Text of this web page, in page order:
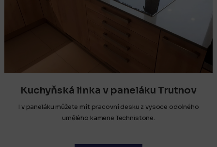
Kuchyňská linka v paneláku Trutnov
I v paneláku můžete mít pracovní desku z vysoce odolného
umělého kamene Technistone.